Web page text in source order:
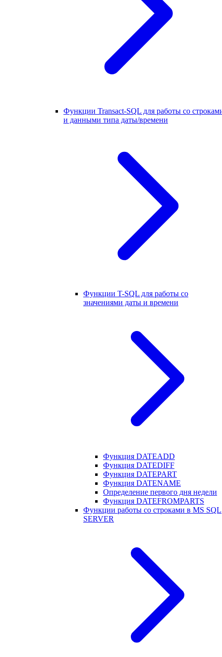
Функции Transact-SQL для работы со
и данными типа даты/времени
Функции T-SQL для работы со
значениями даты и времени
Функция DATEADD
Функция DATEDIFF
Функция DATEPART
Функция DATENAME
Определение первого дня недели
Функция DATEFROMPARTS
Функции работы со строками в MS SQL
SERVER